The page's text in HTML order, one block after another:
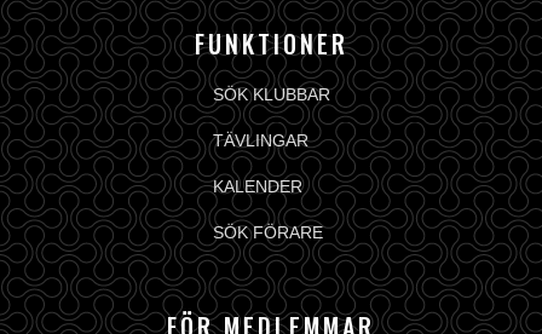
FUNKTIONER
SÖK KLUBBAR
TÄVLINGAR
KALENDER
SÖK FÖRARE
FÖR MEDLEMMAR